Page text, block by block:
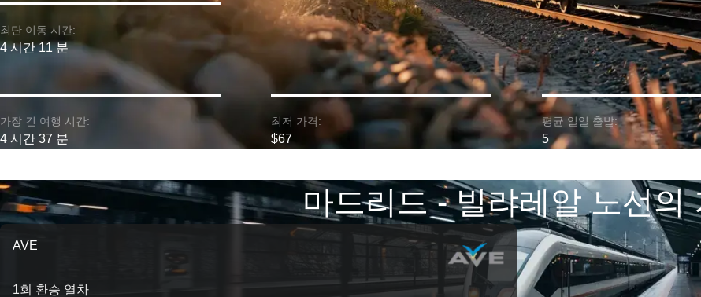
최단 이동 시간:
4 시간 11 분
가장 긴 여행 시간:
4 시간 37 분
최저 가격:
$67
평균 일일 출발:
5
마드리드 - 빌랴레알 노선의
AVE
1회 환승 열차